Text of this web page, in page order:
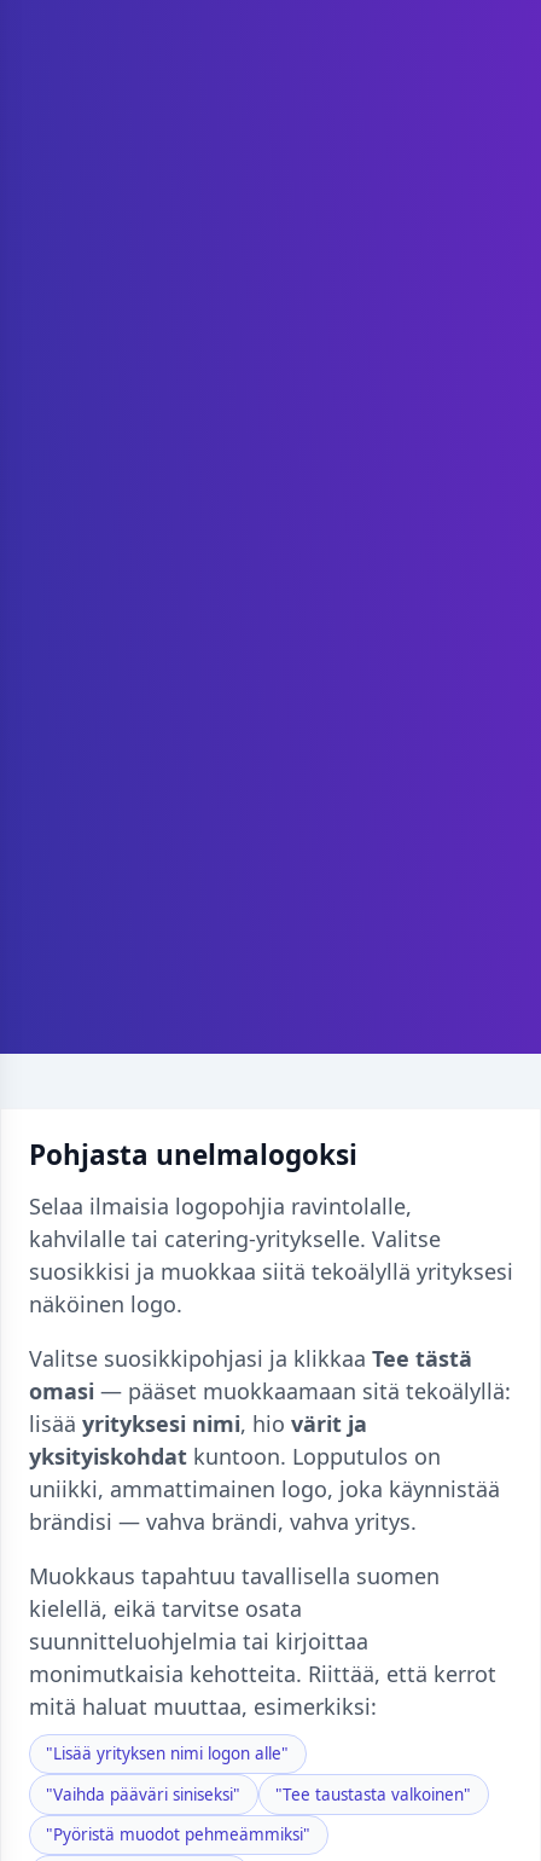
Pohjasta unelmalogoksi
Selaa ilmaisia logopohjia ravintolalle,
kahvilalle tai catering-yritykselle. Valitse
suosikkisi ja muokkaa siitä tekoälyllä yrityksesi
näköinen logo.
Valitse suosikkipohjasi ja klikkaa Tee tästä
omasi — pääset muokkaamaan sitä tekoälyllä:
lisää yrityksesi nimi, hio värit ja
yksityiskohdatkuntoon. Lopputulos on
uniikki, ammattimainen logo, joka käynnistää
brändisi — vahva brändi, vahva yritys.
Muokkaus tapahtuu tavallisella suomen
kielellä, eikä tarvitse osata
suunnitteluohjelmia tai kirjoittaa
monimutkaisia kehotteita. Riittää, että kerrot
mitä haluat muuttaa, esimerkiksi:
"Lisää yrityksen nimi logon alle"
"Vaihda pääväri siniseksi"
"Tee taustasta valkoinen"
"Pyöristä muodot pehmeämmiksi"